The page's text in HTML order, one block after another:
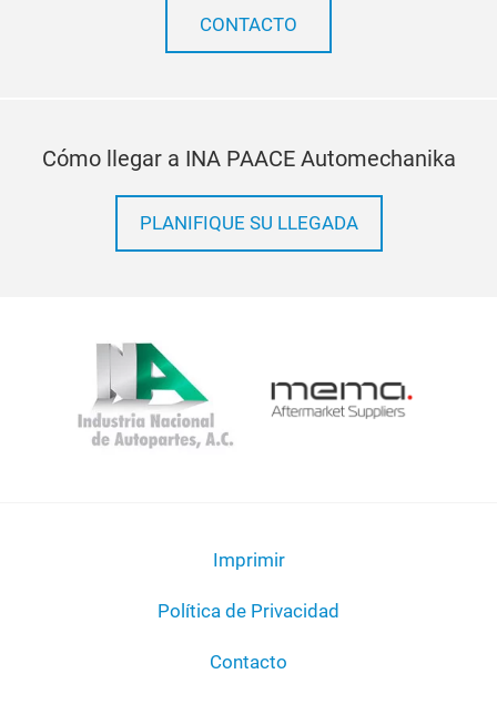
CONTACTO
Cómo llegar a INA PAACE Automechanika
PLANIFIQUE SU LLEGADA
Imprimir
Política de Privacidad
Contacto